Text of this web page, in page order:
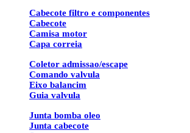
Cabecote filtro e componentes
Cabecote
Camisa motor
Capa correia
Coletor admissao/escape
Comando valvula
Eixo balancim
Guia valvula
Junta bomba oleo
Junta cabecote